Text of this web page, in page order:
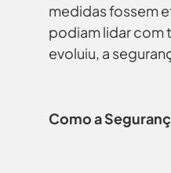
medidas fossem
podiam lidar com
evoluiu, a
Como a